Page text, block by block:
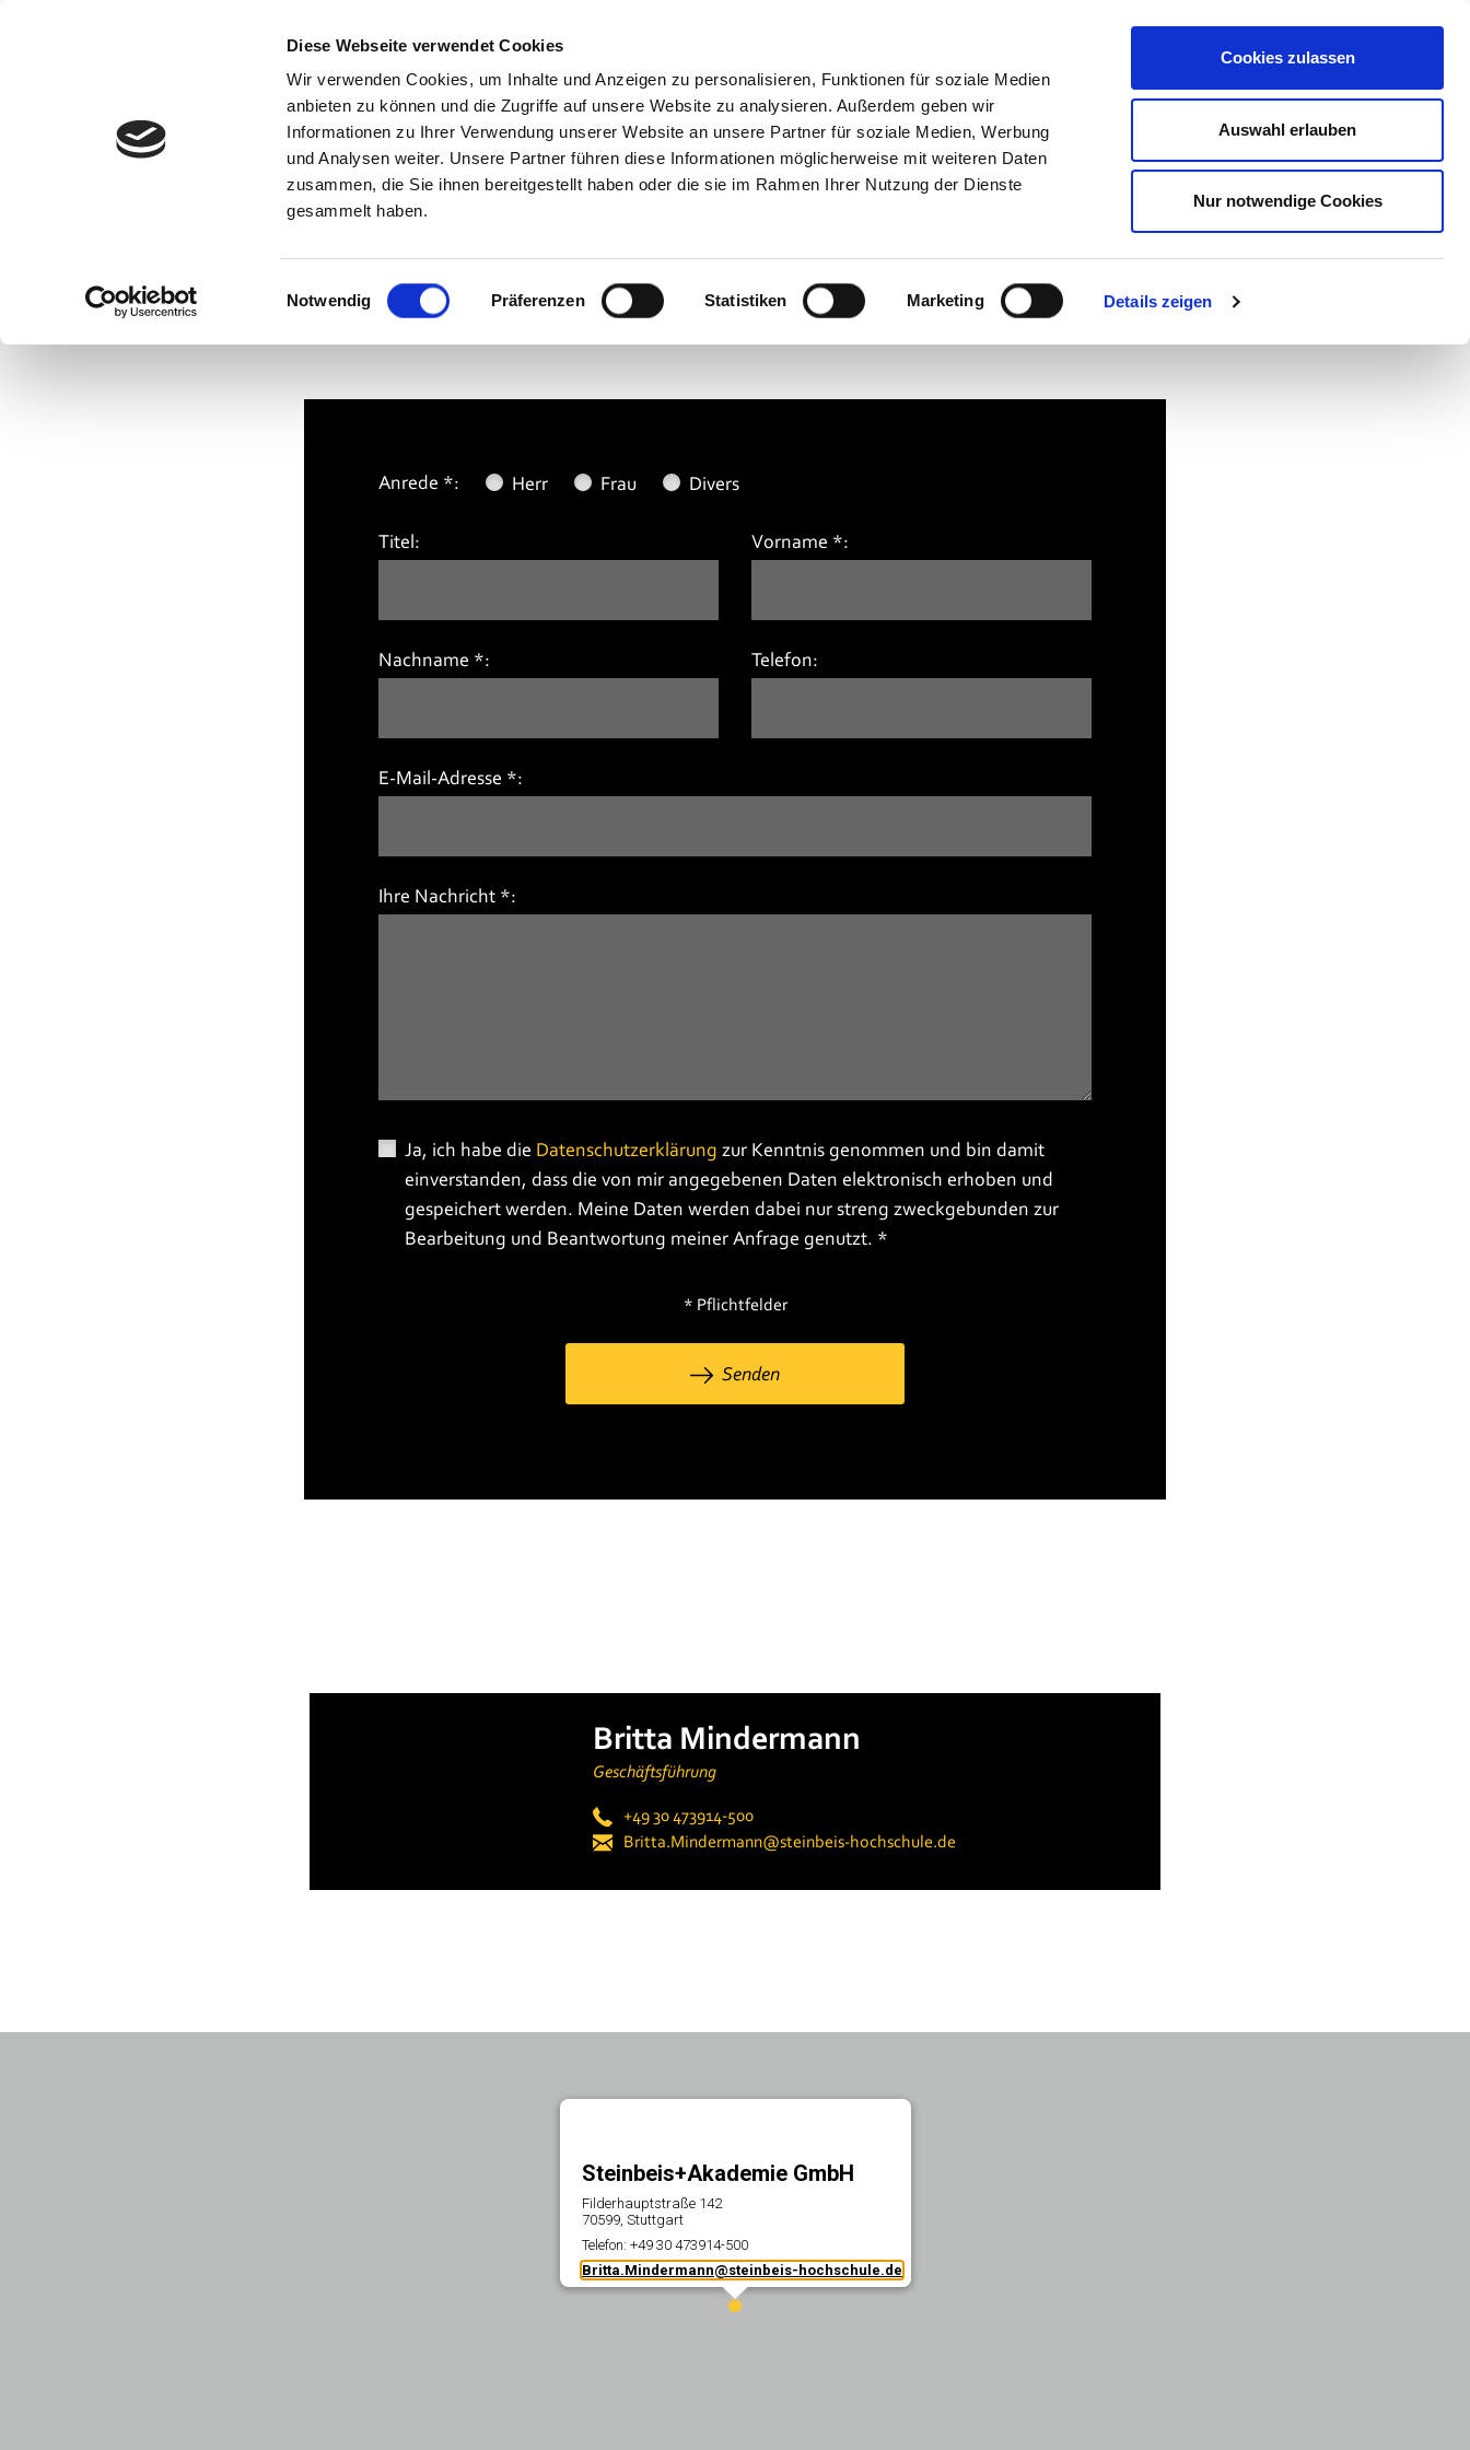
Diese Webseite verwendet Cookies
Wir verwenden Cookies, um Inhalte und Anzeigen zu personalisieren, Funktionen für soziale Medien
anbieten zu können und die Zugriffe auf unsere Website zu analysieren. Außerdem geben wir
Informationen zu Ihrer Verwendung unserer Website an unsere Partner für soziale Medien, Werbung
und Analysen weiter. Unsere Partner führen diese Informationen möglicherweise mit weiteren Daten
zusammen, die Sie ihnen bereitgestellt haben oder die sie im Rahmen Ihrer Nutzung der Dienste
gesammelt haben.
Einwilligungsauswahl
Notwendig Präferenzen Statistiken Marketing Details zeigen
Cookies zulassen
Auswahl erlauben
Nur notwendige Cookies
Lehrgänge Über uns
Steinbeis+Akademie > Kontakt & Anfahrt
Haben Sie Fragen?
Wir kümmern uns umgehend um Ihr Anliegen!
Anrede *: Herr Frau Divers
Titel: Vorname *:
Nachname *: Telefon:
E-Mail-Adresse *:
Ihre Nachricht *:
Ja, ich habe die Datenschutzerklärung zur Kenntnis genommen und bin damit
einverstanden, dass die von mir angegebenen Daten elektronisch erhoben und
gespeichert werden. Meine Daten werden dabei nur streng zweckgebunden zur
Bearbeitung und Beantwortung meiner Anfrage genutzt. *
* Pflichtfelder
Senden
Britta Mindermann
Geschäftsführung
+49 30 473914-500
Britta.Mindermann@steinbeis-hochschule.de
Steinbeis+Akademie GmbH
Filderhauptstraße 142
70599, Stuttgart
Telefon: +49 30 473914-500
Britta.Mindermann@steinbeis-hochschule.de